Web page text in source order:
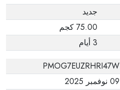
جديد
75.00 كجم
3 أيام
PMOG7EUZRHRI47W
09 نوفمبر 2025